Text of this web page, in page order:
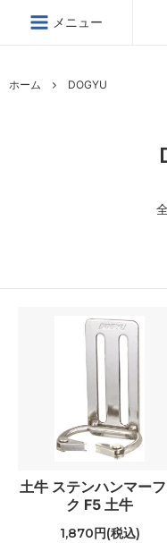
メニュー
ホーム DOGYU
土牛 ステンハンマー
ク F5 土牛
1,870円(税込)